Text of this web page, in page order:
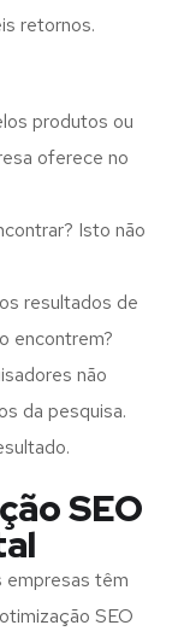
retornos.
produtos ou
oferece no
Isto não
resultados de
encontrem?
não
da pesquisa.
SEO
empresas têm
SEO